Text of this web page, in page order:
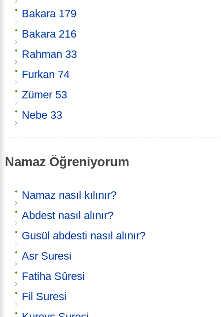
Bakara 179
Bakara 216
Rahman 33
Furkan 74
Zümer 53
Nebe 33
Namaz Öğreniyorum
Namaz nasıl kılınır?
Abdest nasıl alınır?
Gusül abdesti nasıl alınır?
Asr Suresi
Fatiha Sûresi
Fil Suresi